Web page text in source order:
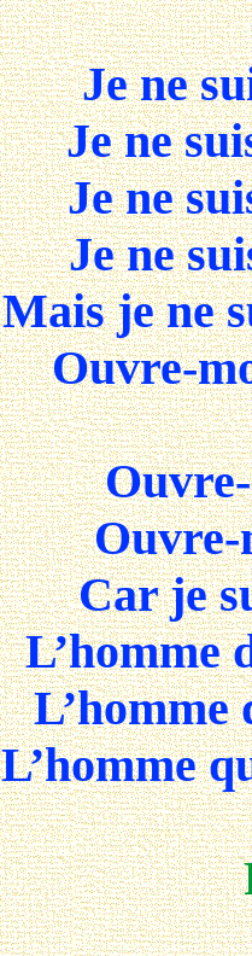
Je ne
Je ne
Je ne
Je ne
Mais je ne
Ouvre-
Car je
L’homme
L’homme
L’homme
René